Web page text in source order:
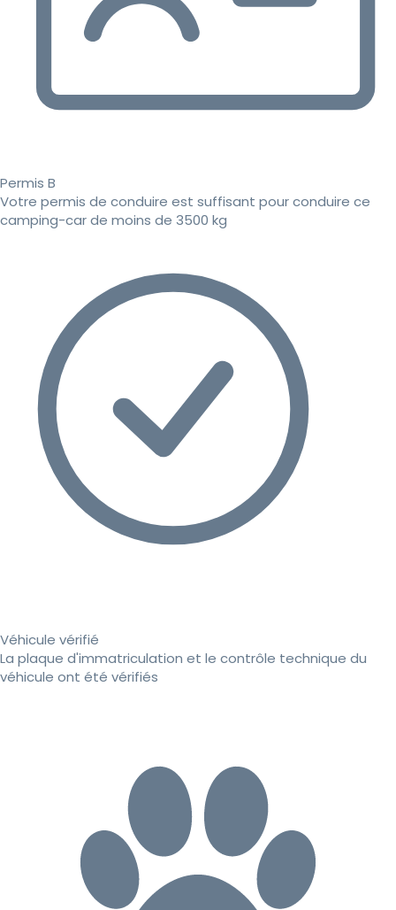
Permis B
Votre permis de conduire est suffisant pour conduire ce
camping-car de moins de 3500 kg
Véhicule vérifié
La plaque d'immatriculation et le contrôle technique du
véhicule ont été vérifiés